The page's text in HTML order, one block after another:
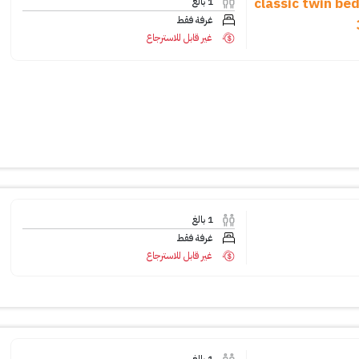
غرفة فقط
غير قابل للاسترجاع
1 بالغ
غرفة فقط
غير قابل للاسترجاع